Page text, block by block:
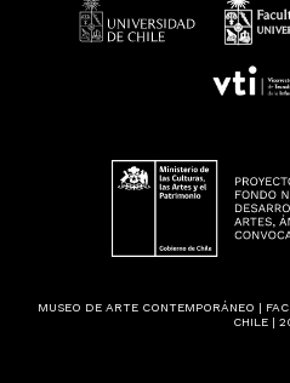
MUSEO DE ARTE CONTEMPORÁNEO |
CHILE |